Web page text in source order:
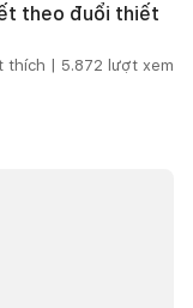
theo đuổi thiết
thích | 5.872 lượt xem